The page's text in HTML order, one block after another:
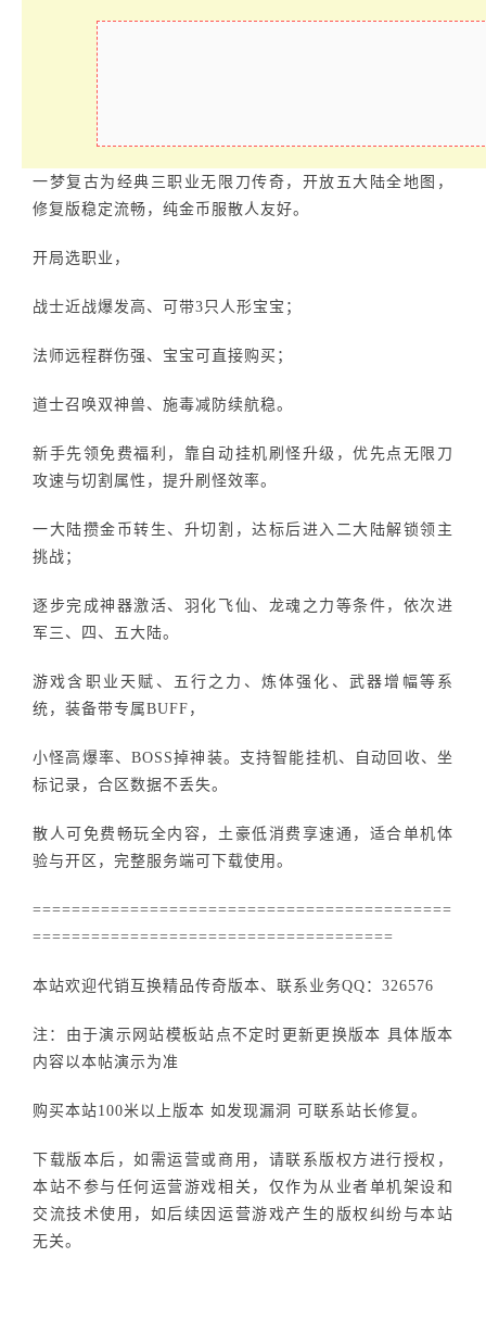
一梦复古为经典三职业无限刀传奇，开放五大陆全地图，
修复版稳定流畅，纯金币服散人友好。
开局选职业，
战士近战爆发高、可带3只人形宝宝；
法师远程群伤强、宝宝可直接购买；
道士召唤双神兽、施毒减防续航稳。
新手先领免费福利，靠自动挂机刷怪升级，优先点无限刀
攻速与切割属性，提升刷怪效率。
一大陆攒金币转生、升切割，达标后进入二大陆解锁领主
挑战；
逐步完成神器激活、羽化飞仙、龙魂之力等条件，依次进
军三、四、五大陆。
游戏含职业天赋、五行之力、炼体强化、武器增幅等系
统，装备带专属BUFF，
小怪高爆率、BOSS掉神装。支持智能挂机、自动回收、坐
标记录，合区数据不丢失。
散人可免费畅玩全内容，土豪低消费享速通，适合单机体
验与开区，完整服务端可下载使用。
===========================================
=====================================
本站欢迎代销互换精品传奇版本、联系业务QQ：326576
注：由于演示网站模板站点不定时更新更换版本 具体版本
内容以本帖演示为准
购买本站100米以上版本 如发现漏洞 可联系站长修复。
下载版本后，如需运营或商用，请联系版权方进行授权，
本站不参与任何运营游戏相关，仅作为从业者单机架设和
交流技术使用，如后续因运营游戏产生的版权纠纷与本站
无关。